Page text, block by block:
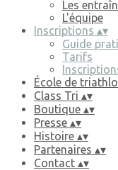
Les
L'équipe
Inscriptions ▴▾
Guide
Tarifs
École de
Class Tri ▴▾
Boutique ▴▾
Presse ▴▾
Histoire ▴▾
Partenaires ▴▾
Contact ▴▾